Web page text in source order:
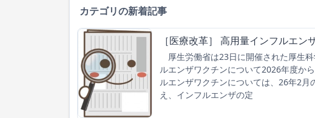
カテゴリの新着記事
［医療改革］ 高用量インフルエン
厚生労働省は23日に開催された厚生
ルエンザワクチンについて2026年度か
ルエンザワクチンについては、26年2
え、インフルエンザの定